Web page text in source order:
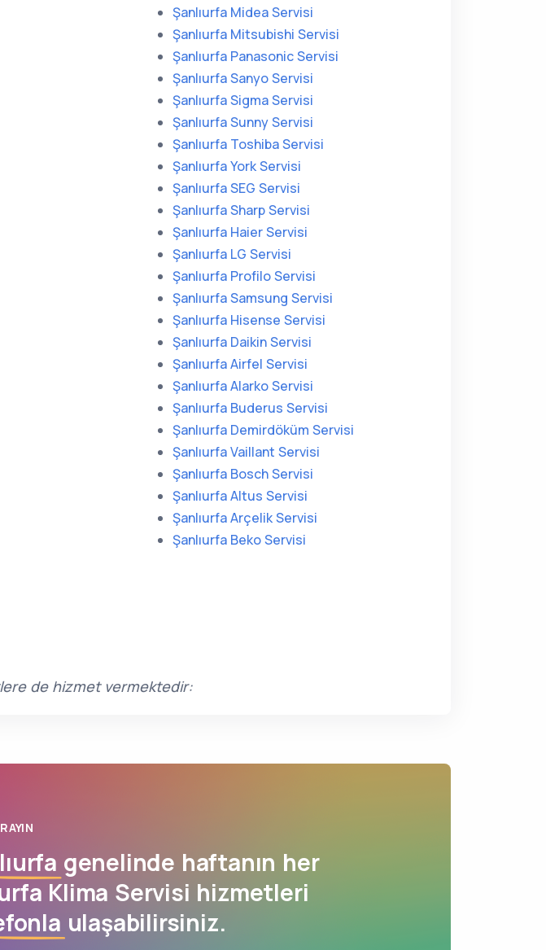
Şanlıurfa Midea Servisi
Şanlıurfa Mitsubishi Servisi
Şanlıurfa Panasonic Servisi
Şanlıurfa Sanyo Servisi
Şanlıurfa Sigma Servisi
Şanlıurfa Sunny Servisi
Şanlıurfa Toshiba Servisi
Şanlıurfa York Servisi
Şanlıurfa SEG Servisi
Şanlıurfa Sharp Servisi
Şanlıurfa Haier Servisi
Şanlıurfa LG Servisi
Şanlıurfa Profilo Servisi
Şanlıurfa Samsung Servisi
Şanlıurfa Hisense Servisi
Şanlıurfa Daikin Servisi
Şanlıurfa Airfel Servisi
Şanlıurfa Alarko Servisi
Şanlıurfa Buderus Servisi
Şanlıurfa Demirdöküm Servisi
Şanlıurfa Vaillant Servisi
Şanlıurfa Bosch Servisi
Şanlıurfa Altus Servisi
Şanlıurfa Arçelik Servisi
Şanlıurfa Beko Servisi
de hizmet vermektedir:
genelinde haftanın her
Klima Servisi hizmetleri
ulaşabilirsiniz.